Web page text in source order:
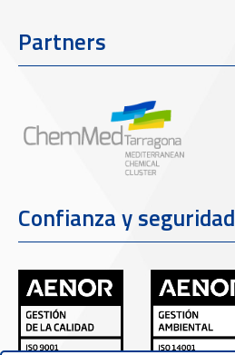
Partners
Confianza y seguridad